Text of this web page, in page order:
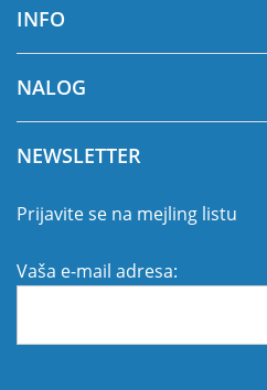
INFO
NALOG
NEWSLETTER
Prijavite se na mejling listu
Vaša e-mail adresa: